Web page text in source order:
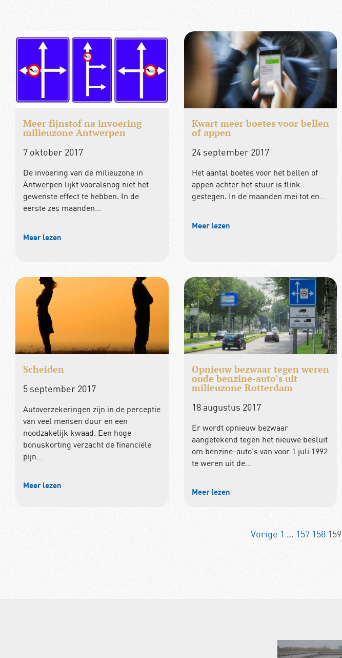
Meer fijnstof na invoering
milieuzone Antwerpen
7 oktober 2017
De invoering van de milieuzone in
Antwerpen lijkt vooralsnog niet het
gewenste effect te hebben. In de
eerste zes maanden…
Meer lezen
Kwart meer boetes voor bellen
of appen
24 september 2017
Het aantal boetes voor het bellen of
appen achter het stuur is flink
gestegen. In de maanden mei tot en…
Meer lezen
Scheiden
5 september 2017
Autoverzekeringen zijn in de perceptie
van veel mensen duur en een
noodzakelijk kwaad. Een hoge
bonuskorting verzacht de financiële
pijn…
Meer lezen
Opnieuw bezwaar tegen weren
oude benzine-auto’s uit
milieuzone Rotterdam
18 augustus 2017
Er wordt opnieuw bezwaar
aangetekend tegen het nieuwe besluit
om benzine-auto’s van voor 1 juli 1992
te weren uit de…
Meer lezen
Vorige 1 … 157 158 159